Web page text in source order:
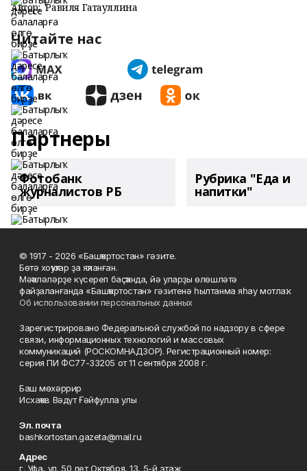
Автор: Равиля Гатауллина
Читайте нас
Партнеры
Фотобанк
журналистов РБ
Рубрика "Еда и
напитки"
© 1917 - 2026 «Башҡортостан» гәзите.
Бөтә хоҡуҡтар ҙа яҡланған.
Мәҡәләләрҙе күсереп баҫҡанда, йә уларҙы өлөшләтә
файҙаланғанда «Башҡортостан» гәзитенә һылтанма яһау мотлаҡ.
Об использовании персональных данных
Зарегистрировано Федеральной службой по надзору в сфере
связи, информационных технологий и массовых
коммуникаций (РОСКОМНАДЗОР). Регистрационный номер:
серия ПИ ФС77-33205 от 11 сентября 2008 г.
Баш мөхәррир
Исхаҡов Вәдүт Ғәйфулла улы
Эл. почта
bashkortostan.gazeta@mail.ru
Адрес
г. Уфа, ул. 50 лет Октября, 13, 5-й этаж